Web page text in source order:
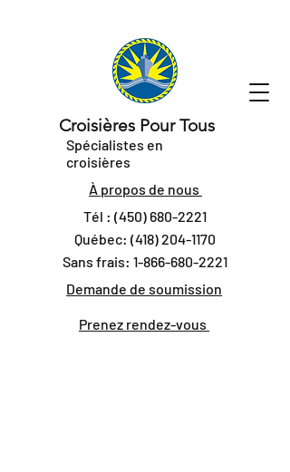
Croisières Pour Tous
Spécialistes en
croisières
À propos de nous
Tél : (450) 680-2221
Québec: (418) 204-1170
Sans frais: 1-866-680-2221
Demande de soumission
Prenez rendez-vous